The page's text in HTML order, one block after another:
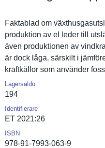
Faktablad om
produktion av el leder till
även produktion­en av
är dock låga, särskilt i
kraftkällo­r som använder
Lagersaldo
194
Identifierare
ET 2021:26
ISBN
978-91-7993-063-9